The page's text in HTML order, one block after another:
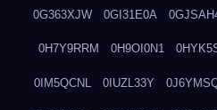
0G363XJW 0GI31E0A
0H7Y9RRM 0H9OI0N1
0IM5QCNL 0IUZL33Y